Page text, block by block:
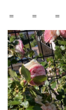
＝ ＝ ＝